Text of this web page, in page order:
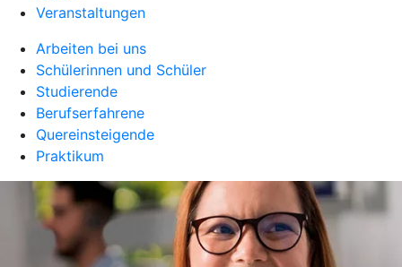
Veranstaltungen
Arbeiten bei uns
Schülerinnen und Schüler
Studierende
Berufserfahrene
Quereinsteigende
Praktikum